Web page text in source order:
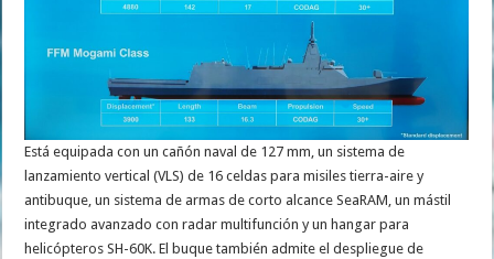
Está equipada con un cañón naval de 127 mm, un sistema de
lanzamiento vertical (VLS) de 16 celdas para misiles tierra-aire y
antibuque, un sistema de armas de corto alcance SeaRAM, un mástil
integrado avanzado con radar multifunción y un hangar para
helicópteros SH-60K. El buque también admite el despliegue de